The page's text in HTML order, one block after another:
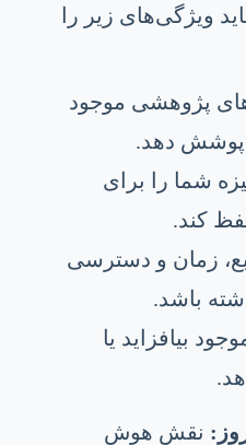
ویژگی‌های زیر را
پژوهشی موجود
پوشش دهد.
شما را برای
کند.
زمان و دسترسی
باشد.
بیافزاید یا
نقش هوش